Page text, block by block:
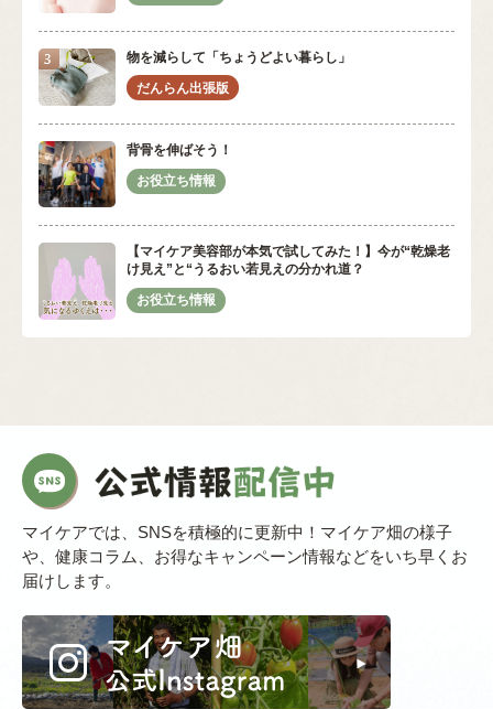
物を減らして「ちょうどよい暮らし」
背骨を伸ばそう！
【マイケア美容部が本気で試してみた！】今が“乾燥老
け見え”と“うるおい若見えの分かれ道？
マイケアでは、SNSを積極的に更新中！マイケア畑の様子
や、健康コラム、お得なキャンペーン情報などをいち早くお
届けします。